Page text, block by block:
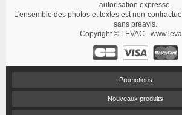
autorisation expresse.
L'ensemble des photos et textes est non-
sans préavis.
Copyright © LEVAC -
Promotions
Nouveaux produits